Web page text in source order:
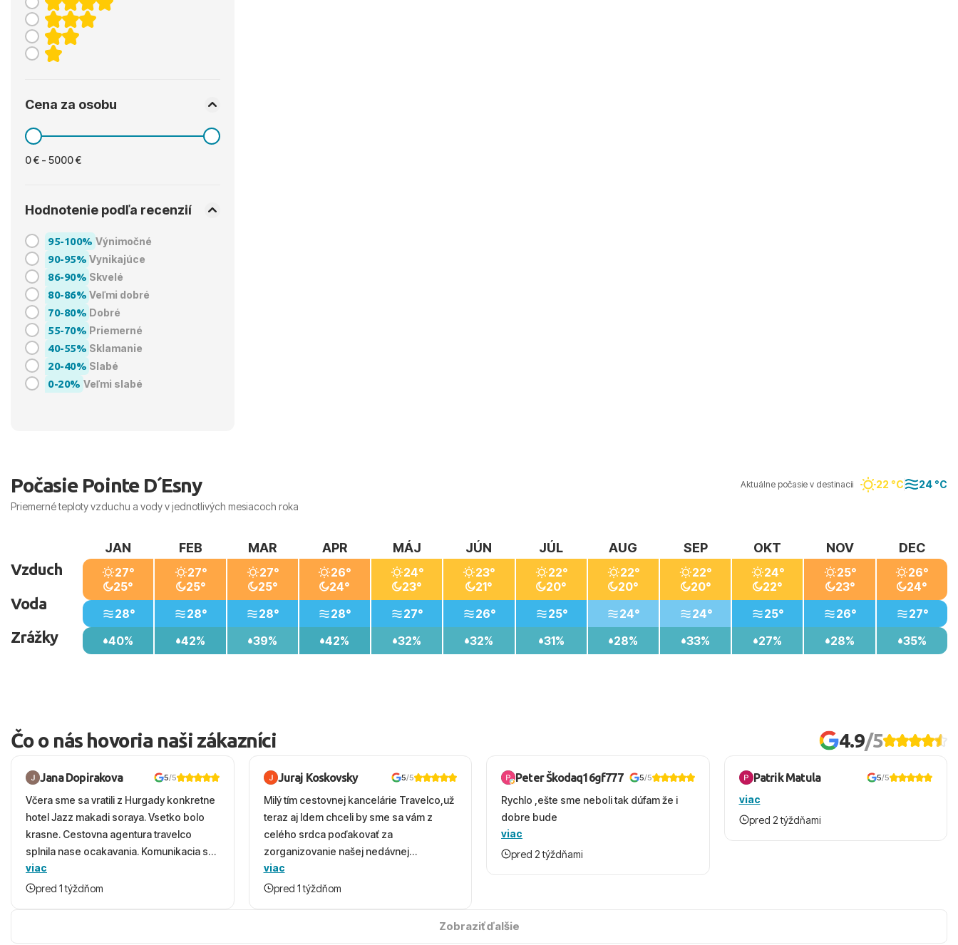
Cena za osobu
0 € - 5000 €
Hodnotenie podľa recenzií
95-100% Výnimočné
90-95% Vynikajúce
86-90% Skvelé
80-86% Veľmi dobré
70-80% Dobré
55-70% Priemerné
40-55% Sklamanie
20-40% Slabé
0-20% Veľmi slabé
Počasie Pointe D´Esny
Priemerné teploty vzduchu a vody v jednotlivých mesiacoch roka
Aktuálne počasie v destinacii 22 °C 24 °C
Vzduch
Voda
Zrážky
JAN
27°
25°
28°
40%
FEB
27°
25°
28°
42%
MAR
27°
25°
28°
39%
APR
26°
24°
28°
42%
MÁJ
24°
23°
27°
32%
JÚN
23°
21°
26°
32%
JÚL
22°
20°
25°
31%
AUG
22°
20°
24°
28%
SEP
22°
20°
24°
33%
OKT
24°
22°
25°
27%
NOV
25°
23°
26°
28%
DEC
26°
24°
27°
35%
Čo o nás hovoria naši zákazníci 4.9/5
Jana Dopirakova 5/5
Včera sme sa vratili z Hurgady konkretne
hotel Jazz makadi soraya. Vsetko bolo
krasne. Cestovna agentura travelco
splnila nase ocakavania. Komunikacia s
panom Michalinom uzasna a napomocna.
Vsetko vysvetlil aj vo vecernych hodinach
viac
pred 1 týždňom
Juraj Koskovsky 5/5
Milý tím cestovnej kancelárie Travelco,už
teraz aj Idem chceli by sme sa vám z
celého srdca poďakovať za
zorganizovanie našej nedávnej
dovolenky v Turecku. Vďaka vám sme
prežili nádherný čas, na ktorý budeme
viac
pred 1 týždňom
Peter Škodaq16gf777 5/5
Rychlo ,ešte sme neboli tak dúfam že i
dobre bude
viac
pred 2 týždňami
Patrik Matula 5/5
viac
pred 2 týždňami
Zobraziť ďalšie